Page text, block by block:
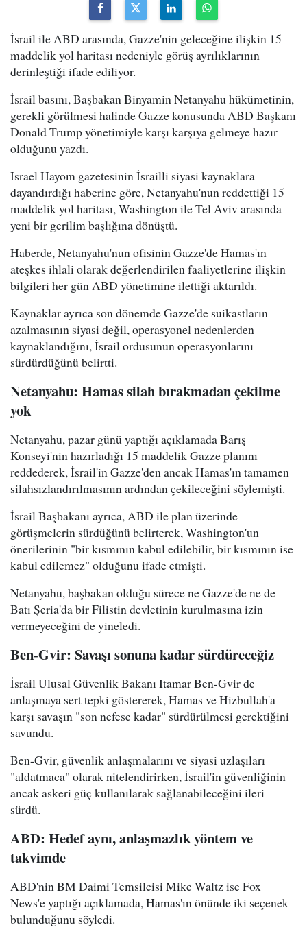
İsrail ile ABD arasında, Gazze'nin geleceğine ilişkin 15
maddelik yol haritası nedeniyle görüş ayrılıklarının
derinleştiği ifade ediliyor.
İsrail basını, Başbakan Binyamin Netanyahu hükümetinin,
gerekli görülmesi halinde Gazze konusunda ABD Başkanı
Donald Trump yönetimiyle karşı karşıya gelmeye hazır
olduğunu yazdı.
Israel Hayom gazetesinin İsrailli siyasi kaynaklara
dayandırdığı haberine göre, Netanyahu'nun reddettiği 15
maddelik yol haritası, Washington ile Tel Aviv arasında
yeni bir gerilim başlığına dönüştü.
Haberde, Netanyahu'nun ofisinin Gazze'de Hamas'ın
ateşkes ihlali olarak değerlendirilen faaliyetlerine ilişkin
bilgileri her gün ABD yönetimine ilettiği aktarıldı.
Kaynaklar ayrıca son dönemde Gazze'de suikastların
azalmasının siyasi değil, operasyonel nedenlerden
kaynaklandığını, İsrail ordusunun operasyonlarını
sürdürdüğünü belirtti.
Netanyahu: Hamas silah bırakmadan çekilme
yok
Netanyahu, pazar günü yaptığı açıklamada Barış
Konseyi'nin hazırladığı 15 maddelik Gazze planını
reddederek, İsrail'in Gazze'den ancak Hamas'ın tamamen
silahsızlandırılmasının ardından çekileceğini söylemişti.
İsrail Başbakanı ayrıca, ABD ile plan üzerinde
görüşmelerin sürdüğünü belirterek, Washington'un
önerilerinin "bir kısmının kabul edilebilir, bir kısmının ise
kabul edilemez" olduğunu ifade etmişti.
Netanyahu, başbakan olduğu sürece ne Gazze'de ne de
Batı Şeria'da bir Filistin devletinin kurulmasına izin
vermeyeceğini de yineledi.
Ben-Gvir: Savaşı sonuna kadar sürdüreceğiz
İsrail Ulusal Güvenlik Bakanı Itamar Ben-Gvir de
anlaşmaya sert tepki göstererek, Hamas ve Hizbullah'a
karşı savaşın "son nefese kadar" sürdürülmesi gerektiğini
savundu.
Ben-Gvir, güvenlik anlaşmalarını ve siyasi uzlaşıları
"aldatmaca" olarak nitelendirirken, İsrail'in güvenliğinin
ancak askeri güç kullanılarak sağlanabileceğini ileri
sürdü.
ABD: Hedef aynı, anlaşmazlık yöntem ve
takvimde
ABD'nin BM Daimi Temsilcisi Mike Waltz ise Fox
News'e yaptığı açıklamada, Hamas'ın önünde iki seçenek
bulunduğunu söyledi.